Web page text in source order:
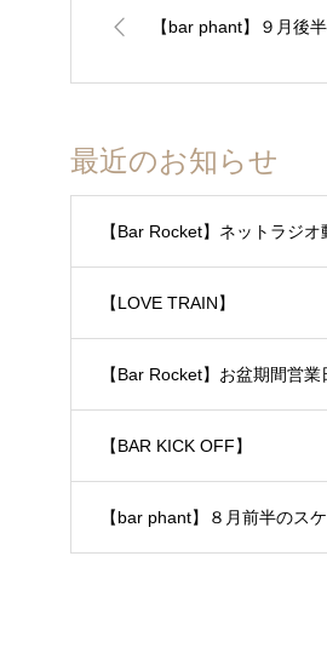
【bar phant】９月後
最近のお知らせ
【Bar Rocket】ネットラジ
【LOVE TRAIN】
【Bar Rocket】お盆期間営
【BAR KICK OFF】
【bar phant】８月前半のス